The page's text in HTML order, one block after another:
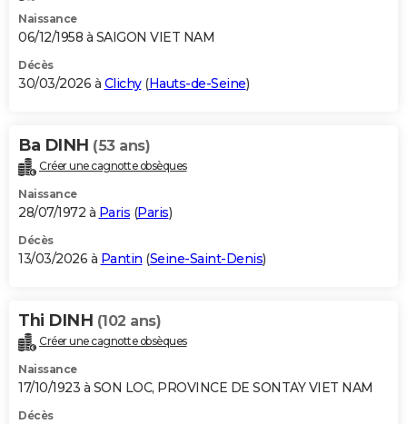
Dictionnaire
Biographies
Citations
Expressions
Proverbes
PROGRAMME TV
S'inscrire
Se connecter
Lycées
Collèges
Primaires
Universités
Entreprises
Service militaire
Avis de recherche
AVIS DE DÉCÈS
Bricolage
Lifestyle
Culture
Sport
Auto
Television
Voyage
Cinema
Naissance
06/12/1958 à SAIGON VIET NAM
Décès
30/03/2026 à Clichy(Hauts-de-Seine)
Ba DINH (53 ans)
Créer une cagnotte obsèques
Naissance
28/07/1972 à Paris (Paris)
Décès
13/03/2026 à Pantin (Seine-Saint-Denis)
Thi DINH (102 ans)
Créer une cagnotte obsèques
Naissance
17/10/1923 à SON LOC, PROVINCE DE SONTAY VIET NAM
Décès